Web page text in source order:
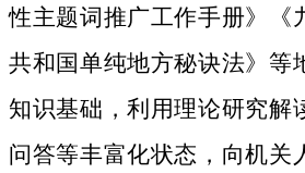
性主题词推广工作手册》《
共和国单纯地方秘诀法》等
知识基础，利用理论研究解
问答等丰富化状态，向机关